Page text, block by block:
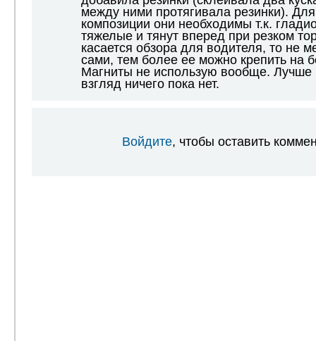
между ними протягивала резинки).
композиции они необходимы т.к.
тяжелые и тянут вперед при резком
касается обзора для водителя, то не
сами, тем более ее можно крепить на
Магниты не использую вообще. Лучше
взгляд ничего пока нет.
Войдите, чтобы оставить